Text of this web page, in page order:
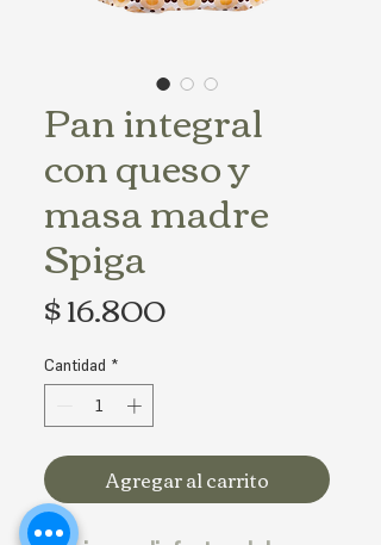
Pan integral
con queso y
masa madre
Spiga
$ 16.800Precio
Cantidad *
Agregar al carrito